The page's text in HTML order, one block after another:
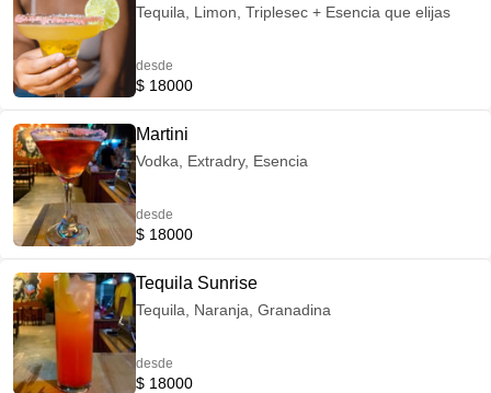
Tequila, Limon, Triplesec + Esencia que elijas
desde
$ 18000
Martini
Vodka, Extradry, Esencia
desde
$ 18000
Tequila Sunrise
Tequila, Naranja, Granadina
desde
$ 18000